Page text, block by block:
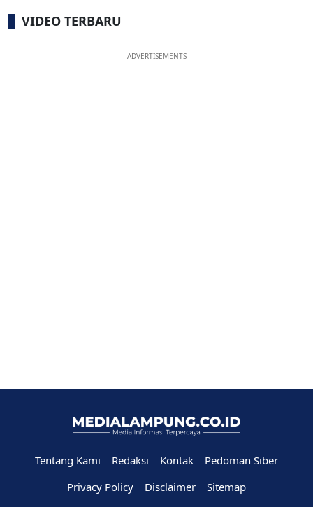
VIDEO TERBARU
ADVERTISEMENTS
Tentang Kami Redaksi Kontak
Pedoman Siber
Privacy Policy
Disclaimer Sitemap